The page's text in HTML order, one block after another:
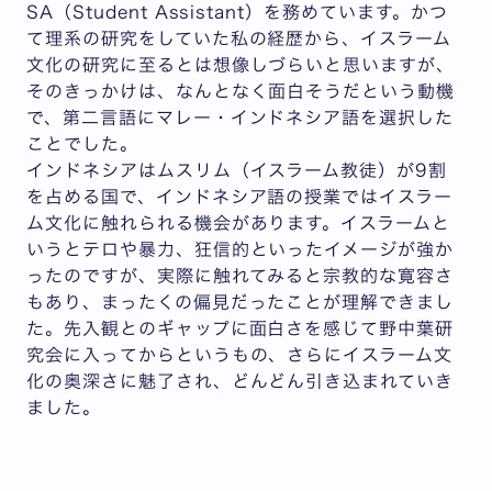
SA（Student Assistant）を務めています。かつ
て理系の研究をしていた私の経歴から、イスラーム
文化の研究に至るとは想像しづらいと思いますが、
そのきっかけは、なんとなく面白そうだという動機
で、第二言語にマレー・インドネシア語を選択した
ことでした。
インドネシアはムスリム（イスラーム教徒）が9割
を占める国で、インドネシア語の授業ではイスラー
ム文化に触れられる機会があります。イスラームと
いうとテロや暴力、狂信的といったイメージが強か
ったのですが、実際に触れてみると宗教的な寛容さ
もあり、まったくの偏見だったことが理解できまし
た。先入観とのギャップに面白さを感じて野中葉研
究会に入ってからというもの、さらにイスラーム文
化の奥深さに魅了され、どんどん引き込まれていき
ました。